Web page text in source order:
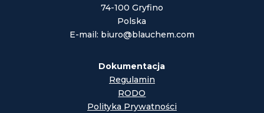
74-100 Gryfino
Polska
E-mail: biuro@blauchem.com
Dokumentacja
Regulamin
RODO
Polityka Prywatności